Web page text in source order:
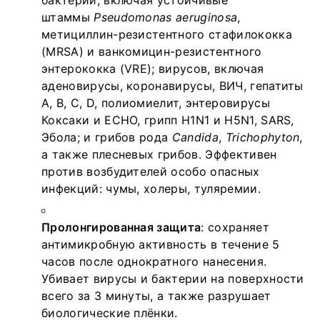
Удобная евро-канистра: тара с герметичной
крышкой и удобной ручкой, легко
переливается в дозаторы меньшего объёма.
Канистра оснащена защитной мембраной под
крышкой, предотвращающей подделку и
несанкционированное вскрытие.
штаммы Pseudomonas aeruginosa,
метициллин-резистентного стафилококка
(MRSA) и ванкомицин-резистентного
энтерококка (VRE); вирусов, включая
аденовирусы, коронавирусы, ВИЧ, гепатиты
А, В, С, D, полиомиелит, энтеровирусы
Коксаки и ЕСНО, грипп H1N1 и H5N1, SARS,
Эбола; и грибов рода Candida, Trichophyton,
а также плесневых грибов. Эффективен
против возбудителей особо опасных
инфекций: чумы, холеры, туляремии.
Пролонгированная защита: сохраняет
антимикробную активность в течение 5
часов после однократного нанесения.
Убивает вирусы и бактерии на поверхности
всего за 3 минуты, а также разрушает
биологические плёнки.